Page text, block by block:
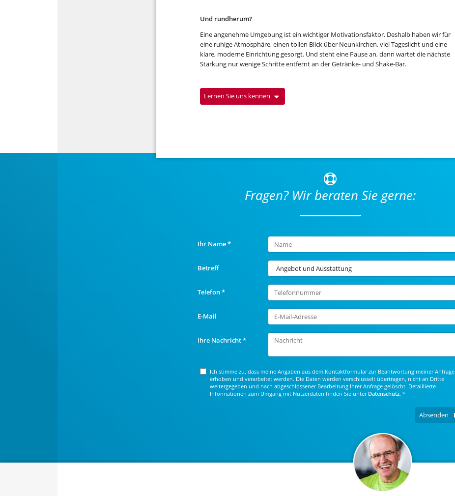
Und rundherum?
Eine angenehme Umgebung ist ein wichtiger Motivationsfaktor. Deshalb haben wir für
eine ruhige Atmosphäre, einen tollen Blick über Neunkirchen, viel Tageslicht und eine
klare, moderne Einrichtung gesorgt. Und steht eine Pause an, dann wartet die nächste
Stärkung nur wenige Schritte entfernt an der Getränke- und Shake-Bar.
Lernen Sie uns kennen
Fragen? Wir beraten Sie gerne:
Ihr Name*
Betreff
Telefon*
E-Mail
Ihre Nachricht*
Ich stimme zu, dass meine Angaben aus dem Kontaktformular zur Beantwortung meiner Anfrage
erhoben und verarbeitet werden. Die Daten werden verschlüsselt übertragen, nicht an Dritte
weitergegeben und nach abgeschlossener Bearbeitung Ihrer Anfrage gelöscht. Detaillierte
Informationen zum Umgang mit Nutzerdaten finden Sie unter Datenschutz. *
Absenden